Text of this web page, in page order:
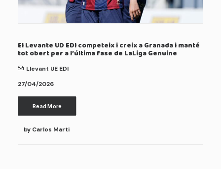
El Levante UD EDI competeix i creix a Granada i manté
tot obert per a l’última fase de LaLiga Genuine
Llevant UE EDI
27/04/2026
Read More
by Carlos Marti